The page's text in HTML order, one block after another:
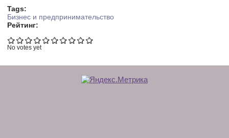
Tags:
Бизнес и предпринимательство
Рейтинг:
No votes yet